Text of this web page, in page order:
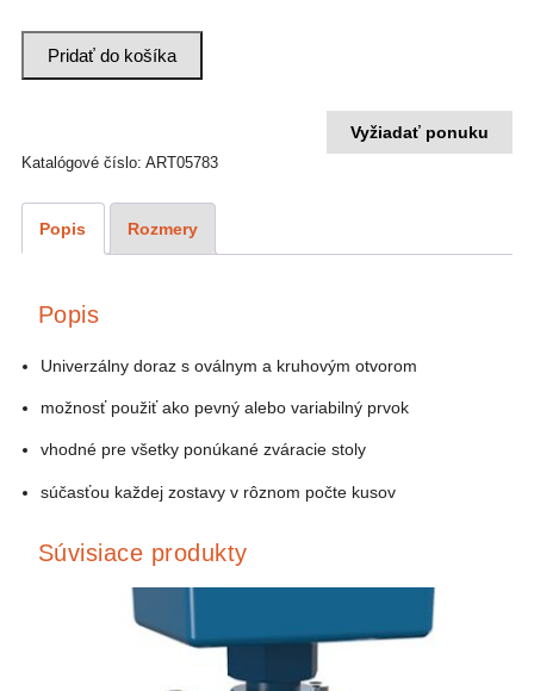
množstvo
Univerzálny
doraz
Pridať do košíka
Vyžiadať ponuku
Katalógové číslo: ART05783
Popis Rozmery
Popis
Univerzálny doraz s oválnym a kruhovým otvorom
možnosť použiť ako pevný alebo variabilný prvok
vhodné pre všetky ponúkané zváracie stoly
súčasťou každej zostavy v rôznom počte kusov
Súvisiace produkty